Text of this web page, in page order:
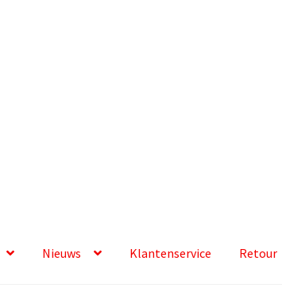
Nieuws Klantenservice Retour